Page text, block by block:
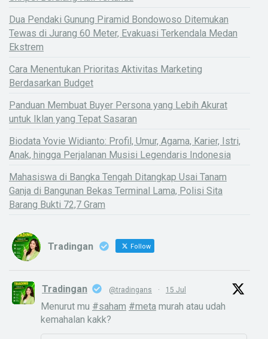
Dua Pendaki Gunung Piramid Bondowoso Ditemukan
Tewas di Jurang 60 Meter, Evakuasi Terkendala Medan
Ekstrem
Cara Menentukan Prioritas Aktivitas Marketing
Berdasarkan Budget
Panduan Membuat Buyer Persona yang Lebih Akurat
untuk Iklan yang Tepat Sasaran
Biodata Yovie Widianto: Profil, Umur, Agama, Karier, Istri,
Anak, hingga Perjalanan Musisi Legendaris Indonesia
Mahasiswa di Bangka Tengah Ditangkap Usai Tanam
Ganja di Bangunan Bekas Terminal Lama, Polisi Sita
Barang Bukti 72,7 Gram
Tradingan Follow
Tradingan @tradingans · 15 Jul
Menurut mu #saham #meta murah atau udah
kemahalan kakk?